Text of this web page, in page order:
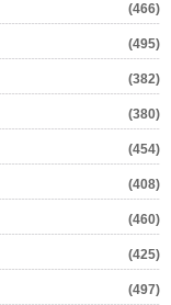
(466)
(495)
(382)
(380)
(454)
(408)
(460)
(425)
(497)